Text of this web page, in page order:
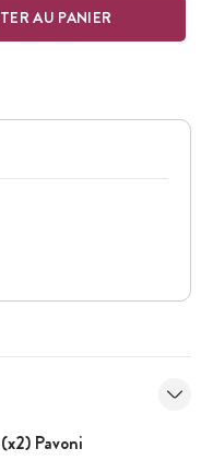
AU PANIER
Pavoni